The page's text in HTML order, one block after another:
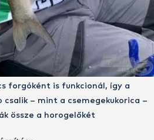
forgóként is funkcionál, így a
csalik – mint a csemegekukorica –
össze a horogelőkét